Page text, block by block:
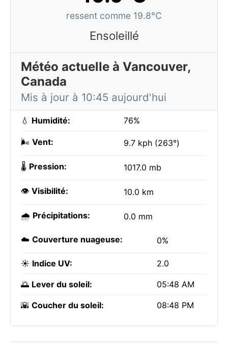
ressent comme 19.8°C
Ensoleillé
Météo actuelle à Vancouver,
Canada
Mis à jour à 10:45 aujourd'hui
💧 Humidité: 76%
🌬️ Vent: 9.7 kph (263°)
🌡️ Pression: 1017.0 mb
👁️ Visibilité: 10.0 km
🌧️ Précipitations: 0.0 mm
☁️ Couverture nuageuse: 0%
☀️ Indice UV: 2.0
🌅 Lever du soleil: 05:48 AM
🌇 Coucher du soleil: 08:48 PM